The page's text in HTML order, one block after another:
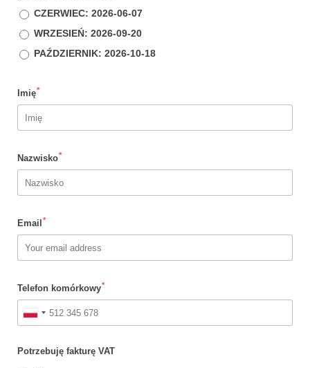
CZERWIEC: 2026-06-07
WRZESIEŃ: 2026-09-20
PAŹDZIERNIK: 2026-10-18
Imię*
Nazwisko*
Email *
Telefon komórkowy*
Potrzebuję fakturę VAT